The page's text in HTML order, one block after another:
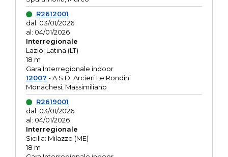
R2612001
dal: 03/01/2026
al: 04/01/2026
Interregionale
Lazio: Latina (LT)
18 m
Gara Interregionale indoor
12007 - A.S.D. Arcieri Le Rondini
Monachesi, Massimiliano
R2619001
dal: 03/01/2026
al: 04/01/2026
Interregionale
Sicilia: Milazzo (ME)
18 m